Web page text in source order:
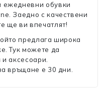
ежедневни обувки
Заедно с качествени
ще ви впечатлят!
предлага широка
Тук можете да
аксесоари.
връщане е 30 дни.